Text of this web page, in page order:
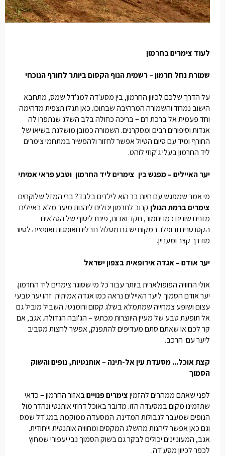
לעוד צימרים בחרמון
שמורת נחל חרמון – רשמית הנוף הקסום ביותר לחורף הנוכחי
על הדרך שלכם לכיוון החרמון, בין מסע'דה למג'דל שמס, מתחבא
הישוב נמרוד והשמורה המרהיבה שבתוכו. כאן תגלו תצפית מדהימה
וחד פעמית אל ברכת רם – בריכה כחולה בלב השלג שנתפרו לה
אגדות וסיפורים רבים ומסקרנים. השמורה כמובן מושלגת בשיאו של
החורף ומיד עם סיום הטיול אפשר לחזור ולהפשיר במתחמיצימרים
ליד החרמוןבעלי ג'קוזי לוהט.
יער האיילים – מפגש בין צימרים ליד החרמון וטבע פראי אמיתי
מי אמר שמפגש עם חיות בר הוא לילדים בלבד? ברי המזל שלוקחים
צימרים ברמת הגולןקרוב לחרמון יכולים ליהנות מיער מלא באיילים
מזנים שונים כמו יחמור, נוקד ואדום, פינת ליטוף של הטלאים
הקטנטנים ובופלו. במקום יש גם מסלול חבלים ואומגות ואופציה לסיור
מודרך קצר ומעניין.
יער אודם – אגדה אירופאית בצפון ישראל
אולי החוויה הפופולארית ביותר עבור כל מי שסוגרצימרים ליד החרמון.
יער אודם הסמוך ליער האיילים נראה כמו אגדה אמיתית. זהו יער טבעי
עצום ושופע צמחייה שמתמלא בשלג קסום ורומנטי. השביל מוביל גם
אל תופעת טבע של מעיין היווצרות מכתש – הג'ובה הגדולה. אגב, אם
קר לכם או שאתם סתם מעדיפים להתפנק, אפשר לחצות מסביב
ליער עם הרכב.
קצת אוכל... מסעדת עין אל-תינה – אותנטיות, נופים והשוק
הסמוך
לפני שאתם ממהרים להזמיןצימרים פנוייםבאזור החרמון – כדאי
שתזמינו מקום במסעדה הזו. מדובר באוכל דרוזי אותנטי ונהדר מול
הנופים שמעבר לגבולות המדינה. המסעדה ממוקמת במג'דל שמס
וגם כאן אפשר ליהנות מהשלג המקסים ומחוויה אותנטית וייחודית.
אגב, המעוניינים יכולים לבקר גם בשוק הסמוך נבי יעפורי שמחוץ
לכפר לכיוון מסע'דה.